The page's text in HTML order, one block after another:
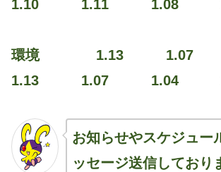
1.10 1.11 1.08
環境 1.13
1.13 1.07 1.04
お知らせやスケジュー
ッセージ送信しており